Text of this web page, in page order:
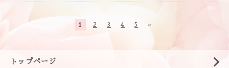
1 2 3 4 5 »
トップページ